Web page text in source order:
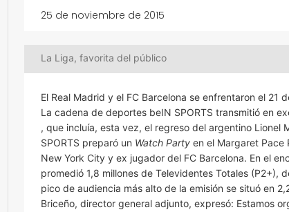
25 de noviembre de 2015
La Liga, favorita del público
El Real Madrid y el FC Barcelona se enfrentaron el
La cadena de deportes beIN SPORTS transmitió en
, que incluía, esta vez, el regreso del argentino Lionel
SPORTS preparó un Watch Party en el Margaret Pace
New York City y ex jugador del FC Barcelona. En el
promedió 1,8 millones de Televidentes Totales (P2+),
pico de audiencia más alto de la emisión se situó en
Briceño, director general adjunto, expresó: Estamos